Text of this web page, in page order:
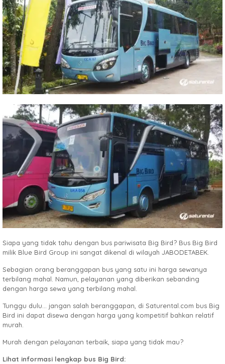
Siapa yang tidak tahu dengan bus pariwisata Big Bird? Bus Big Bird
milik Blue Bird Group ini sangat dikenal di wilayah JABODETABEK.
Sebagian orang beranggapan bus yang satu ini harga sewanya
terbilang mahal. Namun, pelayanan yang diberikan sebanding
dengan harga sewa yang terbilang mahal.
Tunggu dulu... jangan salah beranggapan, di Saturental.com bus Big
Bird ini dapat disewa dengan harga yang kompetitif bahkan relatif
murah.
Murah dengan pelayanan terbaik, siapa yang tidak mau?
Lihat informasi lengkap bus Big Bird: